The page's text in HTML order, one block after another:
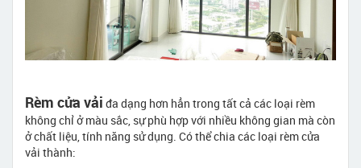
Rèm cửa vải đa dạng hơn hẳn trong tất cả các loại rèm
không chỉ ở màu sắc, sự phù hợp với nhiều không gian mà còn
ở chất liệu, tính năng sử dụng. Có thể chia các loại rèm cửa
vải thành: